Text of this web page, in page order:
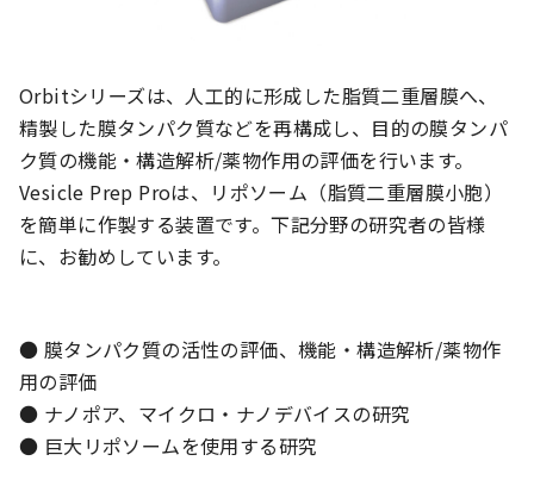
Orbitシリーズは、人工的に形成した脂質二重層膜へ、
精製した膜タンパク質などを再構成し、目的の膜タンパ
ク質の機能・構造解析/薬物作用の評価を行います。
Vesicle Prep Proは、リポソーム（脂質二重層膜小胞）
を簡単に作製する装置です。下記分野の研究者の皆様
に、お勧めしています。
● 膜タンパク質の活性の評価、機能・構造解析/薬物作
用の評価
● ナノポア、マイクロ・ナノデバイスの研究
● 巨大リポソームを使用する研究